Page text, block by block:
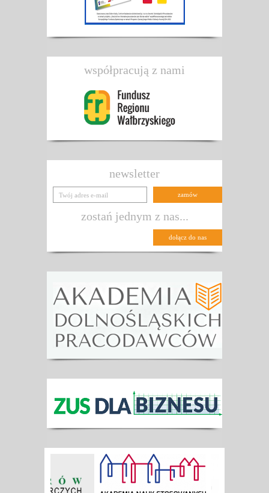
współpracują z nami
newsletter
zostań jednym z nas...